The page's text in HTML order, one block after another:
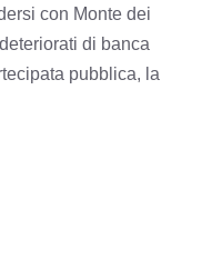
con Monte dei
di banca
pubblica, la